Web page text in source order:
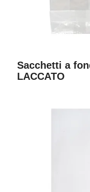
Sacchetti a
LACCATO